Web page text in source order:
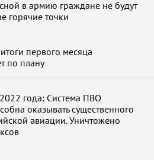
в армию граждане не будут
горячие точки
первого месяца
по плану
года: Система ПВО
оказывать существенного
авиации. Уничтожено